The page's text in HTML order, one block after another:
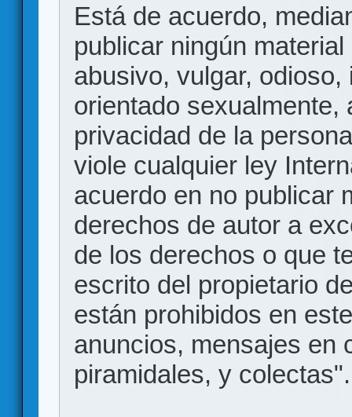
Está de acuerdo,
publicar ningún
abusivo, vulgar,
orientado sexualmente,
privacidad de la
viole cualquier ley
acuerdo en no publicar
derechos de autor a
de los derechos o que
escrito del propietario
están prohibidos en
anuncios, mensajes en
piramidales, y colectas".